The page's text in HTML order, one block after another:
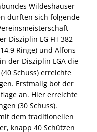
Wildeshauser
durften sich folgende
Disziplin LG FH 382
Ringe) und Alfons
der Disziplin LGA die
Schuss) erreichte
Erstmalig bot der
an. Hier erreichte
(30 Schuss).
dem traditionellen
knapp 40 Schützen